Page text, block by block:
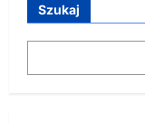
Szukaj